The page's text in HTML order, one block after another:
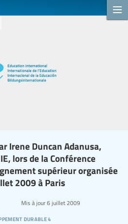
Irene Duncan Adanusa,
lors de la Conférence
supérieur organisée
2009 à Paris
durable 4
Mis à jour6 juillet 2009